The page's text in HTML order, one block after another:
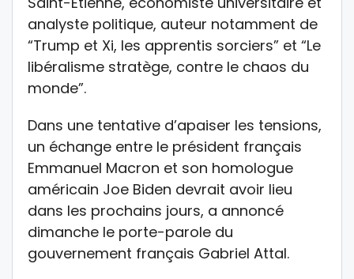
analyste politique, auteur notamment de
“Trump et Xi, les apprentis sorciers” et “Le
libéralisme stratège, contre le chaos du
monde”.
Dans une tentative d’apaiser les tensions,
un échange entre le président français
Emmanuel Macron et son homologue
américain Joe Biden devrait avoir lieu
dans les prochains jours, a annoncé
dimanche le porte-parole du
gouvernement français Gabriel Attal.